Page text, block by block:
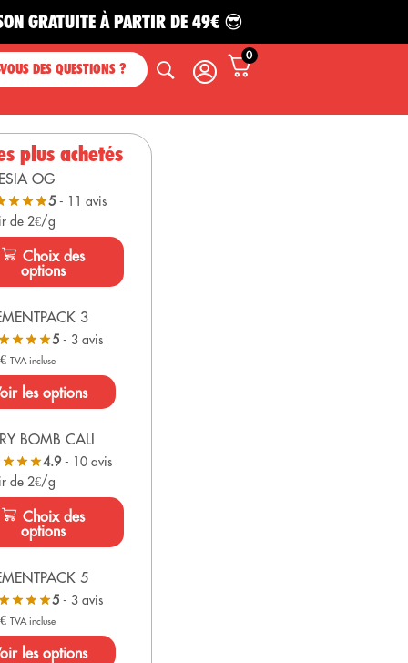
À PARTIR DE 49€ 😎
DES QUESTIONS ?
0
plus achetés
OG
5 - 11 avis
de 2€/g
Choix des
options
3
5 - 3 avis
€ TVA incluse
les options
BOMB CALI
4.9- 10 avis
de 2€/g
Choix des
options
5
5 - 3 avis
€ TVA incluse
les options